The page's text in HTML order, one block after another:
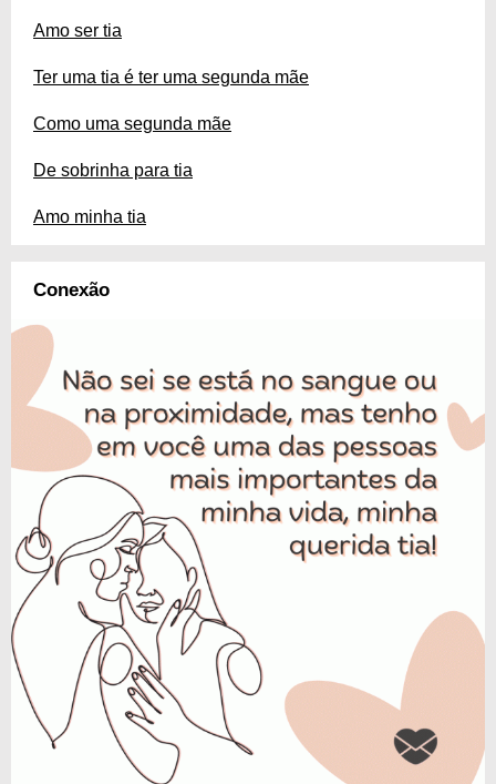
Amo ser tia
Ter uma tia é ter uma segunda mãe
Como uma segunda mãe
De sobrinha para tia
Amo minha tia
Conexão